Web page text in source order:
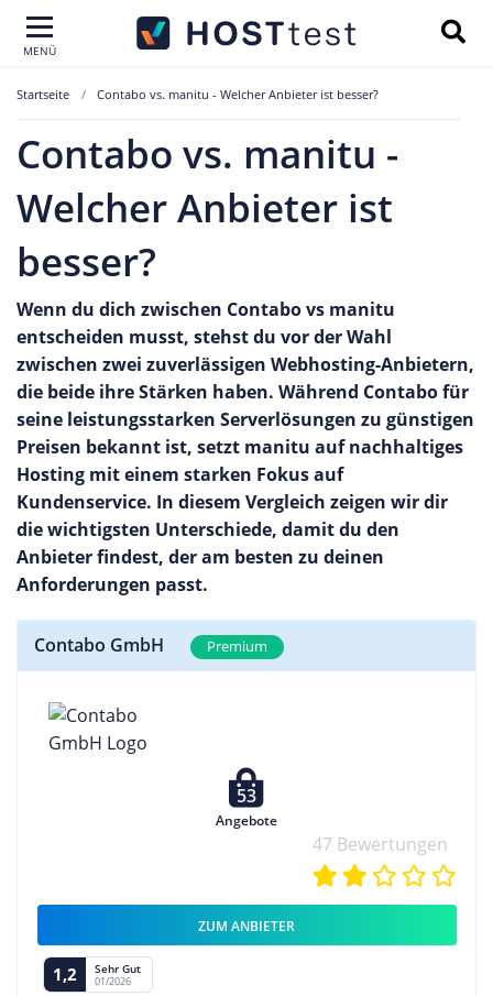
MENÜ
Startseite Contabo vs. manitu - Welcher Anbieter ist besser?
Contabo vs. manitu -
Welcher Anbieter ist
besser?
Wenn du dich zwischen Contabo vs manitu
entscheiden musst, stehst du vor der Wahl
zwischen zwei zuverlässigen Webhosting-Anbietern,
die beide ihre Stärken haben. Während Contabo für
seine leistungsstarken Serverlösungen zu günstigen
Preisen bekannt ist, setzt manitu auf nachhaltiges
Hosting mit einem starken Fokus auf
Kundenservice. In diesem Vergleich zeigen wir dir
die wichtigsten Unterschiede, damit du den
Anbieter findest, der am besten zu deinen
Anforderungen passt.
Contabo GmbH Premium
53
Angebote
47 Bewertungen
ZUM ANBIETER
1,2 Sehr Gut
01/2026